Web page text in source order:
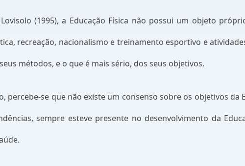
(1995), a Educação Física não possui um objeto
recreação, nacionalismo e treinamento esportivo e
métodos, e o que é mais sério, dos seus objetivos.
percebe-se que não existe um consenso sobre os objetivos
sempre esteve presente no desenvolvimento da